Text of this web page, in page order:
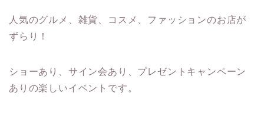
人気のグルメ、雑貨、コスメ、ファッションのお店が
ずらり！
ショーあり、サイン会あり、プレゼントキャンペーン
ありの楽しいイベントです。